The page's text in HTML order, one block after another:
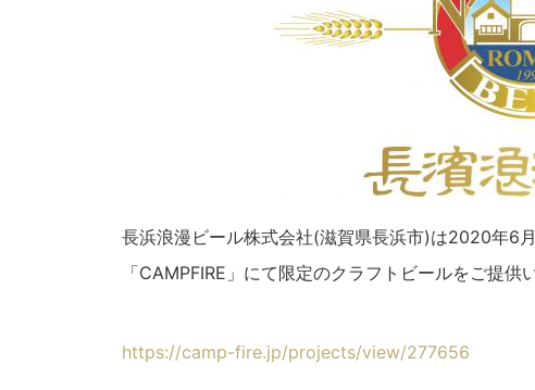
長浜浪漫ビール株式会社(滋賀県長浜市)は2020年6
「CAMPFIRE」にて限定のクラフトビールをご提供
https://camp-fire.jp/projects/view/277656